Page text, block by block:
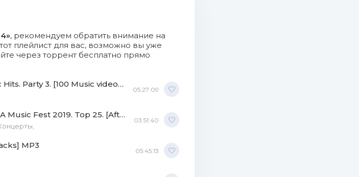
Mb)
Mb)
(8.35 Mb)
Mb)
, рекомендуем обратить внимание на
плейлист для вас, возможно вы уже
через торрент бесплатно прямо
Сборник клипов - Hardstyle Music Hits. Party 3. [100 Music videos] WEBRip
05:27:09
Сборник клипов - The BEST ULTRA Music Fest 2019. Top 25. [Aftermovie] WEBRip
03:51:40
MP3
05:45:13